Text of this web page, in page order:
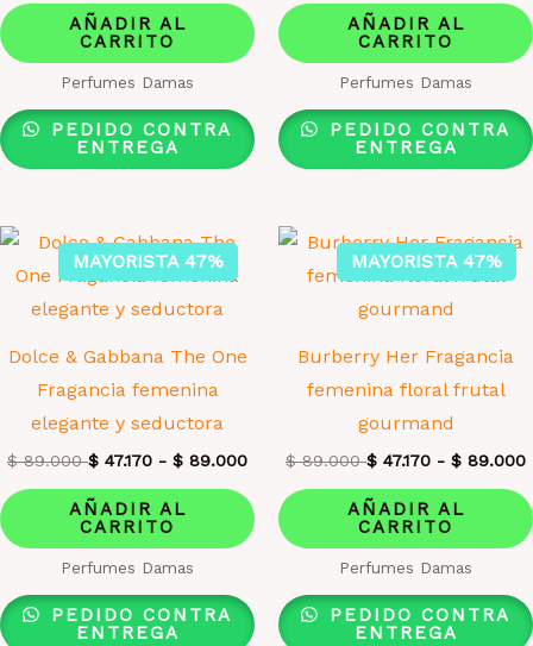
AÑADIR AL
CARRITO
Perfumes Damas
PEDIDO CONTRA
ENTREGA
AÑADIR AL
CARRITO
Perfumes Damas
PEDIDO CONTRA
ENTREGA
MAYORISTA 47%
Dolce & Gabbana The One
Fragancia femenina
elegante y seductora
$89.000 $ 47.170 - $ 89.000
AÑADIR AL
CARRITO
Perfumes Damas
PEDIDO CONTRA
ENTREGA
MAYORISTA 47%
Burberry Her Fragancia
femenina floral frutal
gourmand
$89.000 $ 47.170 - $ 89.000
AÑADIR AL
CARRITO
Perfumes Damas
PEDIDO CONTRA
ENTREGA